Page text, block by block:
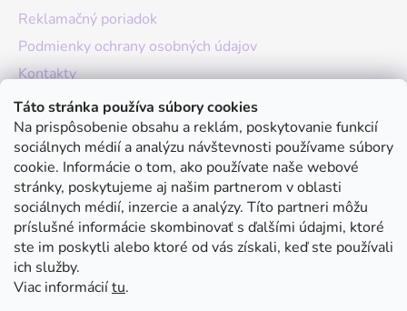
Táto stránka používa súbory cookies
Na prispôsobenie obsahu a reklám, poskytovanie funkcií
sociálnych médií a analýzu návštevnosti používame súbory
cookie. Informácie o tom, ako používate naše webové
stránky, poskytujeme aj našim partnerom v oblasti
sociálnych médií, inzercie a analýzy. Títo partneri môžu
príslušné informácie skombinovať s ďalšími údajmi, ktoré
ste im poskytli alebo ktoré od vás získali, keď ste používali
ich služby.
Viac informáciítu.
Reklamačný poriadok
Podmienky ochrany osobných údajov
Kontakty
O nás
Hodnotenie obchodu
Moja objednávka
Instagram